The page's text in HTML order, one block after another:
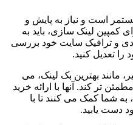
است و نیاز به پایش و
کمپین لینک سازی، باید به
و ترافیک سایت خود بررسی
را تعدیل کنید.
مانند بهترین بک لینک، می
تر کند. آنها با ارائه خرید
به شما کمک می کنند تا با
دست یابید.